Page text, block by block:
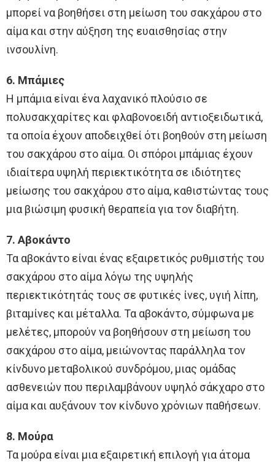
μπορεί να βοηθήσει στη μείωση του σακχάρου στο
αίμα και στην αύξηση της ευαισθησίας στην
ινσουλίνη.
6. Μπάμιες
Η μπάμια είναι ένα λαχανικό πλούσιο σε
πολυσακχαρίτες και φλαβονοειδή αντιοξειδωτικά,
τα οποία έχουν αποδειχθεί ότι βοηθούν στη μείωση
του σακχάρου στο αίμα. Οι σπόροι μπάμιας έχουν
ιδιαίτερα υψηλή περιεκτικότητα σε ιδιότητες
μείωσης του σακχάρου στο αίμα, καθιστώντας τους
μια βιώσιμη φυσική θεραπεία για τον διαβήτη.
7. Αβοκάντο
Τα αβοκάντο είναι ένας εξαιρετικός ρυθμιστής του
σακχάρου στο αίμα λόγω της υψηλής
περιεκτικότητάς τους σε φυτικές ίνες, υγιή λίπη,
βιταμίνες και μέταλλα. Τα αβοκάντο, σύμφωνα με
μελέτες, μπορούν να βοηθήσουν στη μείωση του
σακχάρου στο αίμα, μειώνοντας παράλληλα τον
κίνδυνο μεταβολικού συνδρόμου, μιας ομάδας
ασθενειών που περιλαμβάνουν υψηλό σάκχαρο στο
αίμα και αυξάνουν τον κίνδυνο χρόνιων παθήσεων.
8. Μούρα
Τα μούρα είναι μια εξαιρετική επιλογή για άτομα